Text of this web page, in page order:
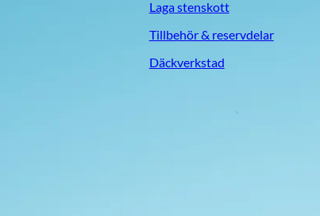
Laga stenskott
Tillbehör & reservdelar
Däckverkstad